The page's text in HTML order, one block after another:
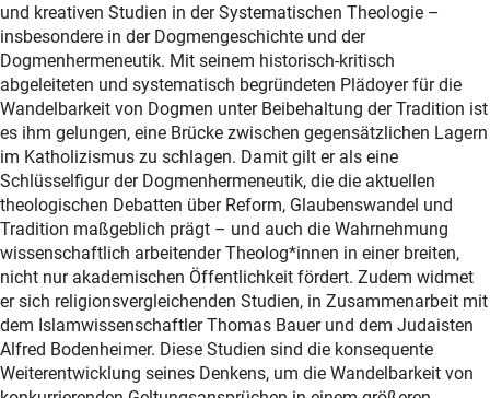
und kreativen Studien in der Systematischen Theologie –
insbesondere in der Dogmengeschichte und der
Dogmenhermeneutik. Mit seinem historisch-kritisch
abgeleiteten und systematisch begründeten Plädoyer für die
Wandelbarkeit von Dogmen unter Beibehaltung der Tradition ist
es ihm gelungen, eine Brücke zwischen gegensätzlichen Lagern
im Katholizismus zu schlagen. Damit gilt er als eine
Schlüsselfigur der Dogmenhermeneutik, die die aktuellen
theologischen Debatten über Reform, Glaubenswandel und
Tradition maßgeblich prägt – und auch die Wahrnehmung
wissenschaftlich arbeitender Theolog*innen in einer breiten,
nicht nur akademischen Öffentlichkeit fördert. Zudem widmet
er sich religionsvergleichenden Studien, in Zusammenarbeit mit
dem Islamwissenschaftler Thomas Bauer und dem Judaisten
Alfred Bodenheimer. Diese Studien sind die konsequente
Weiterentwicklung seines Denkens, um die Wandelbarkeit von